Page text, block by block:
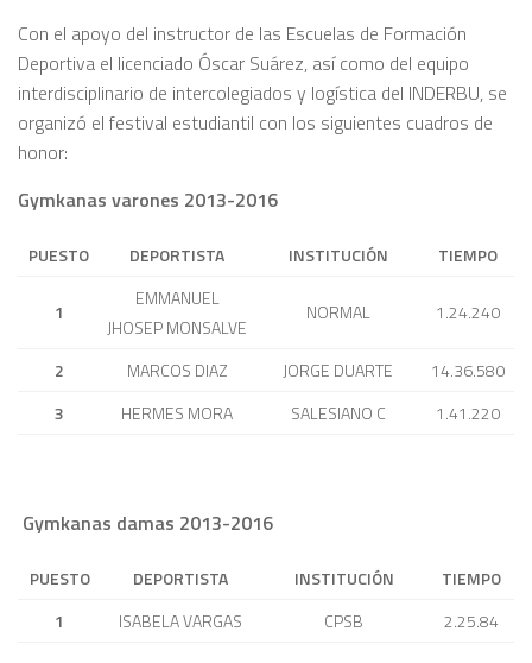
Con el apoyo del instructor de las Escuelas de Formación
Deportiva el licenciado Óscar Suárez, así como del equipo
interdisciplinario de intercolegiados y logística del INDERBU, se
organizó el festival estudiantil con los siguientes cuadros de
honor:
Gymkanas varones 2013-2016
PUESTO DEPORTISTA INSTITUCIÓN TIEMPO
1
EMMANUEL
JHOSEP MONSALVE
NORMAL 1.24.240
2 MARCOS DIAZ JORGE DUARTE
14.36.580
3
HERMES MORA SALESIANO C 1.41.220
Gymkanas damas 2013-2016
PUESTO DEPORTISTA INSTITUCIÓN
TIEMPO
1
ISABELA VARGAS CPSB 2.25.84